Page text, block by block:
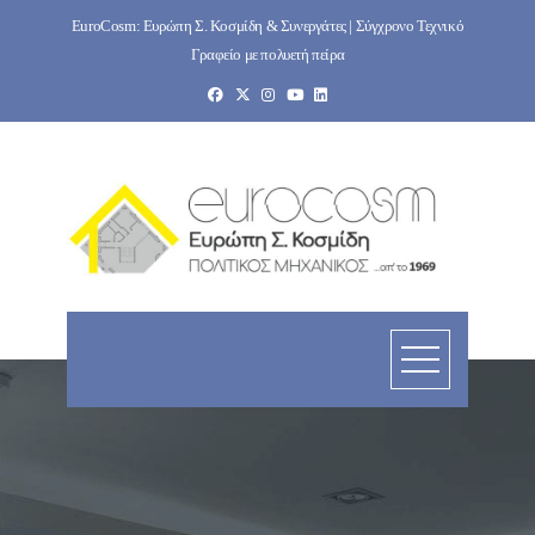
EuroCosm: Ευρώπη Σ. Κοσμίδη & Συνεργάτες | Σύγχρονο Τεχνικό
Γραφείο με πολυετή πείρα